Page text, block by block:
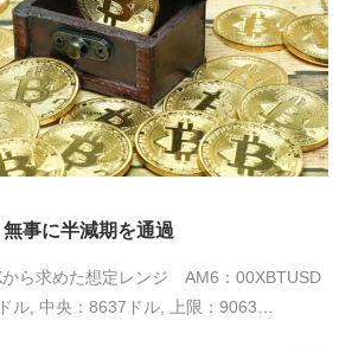
事に半減期を通過
から求めた想定レンジ AM6：00XBTUSD
ル, 中央：8637ドル, 上限：9063…